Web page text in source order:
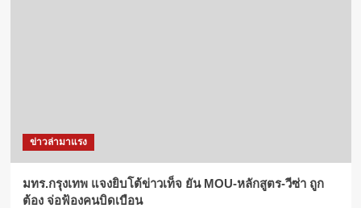
ข่าวล่ามาแรง
มทร.กรุงเทพ แจงยิบโต้ข่าวเท็จ ยัน MOU-หลักสูตร-วีซ่า ถูก
ต้อง จ่อฟ้องคนบิดเบือน